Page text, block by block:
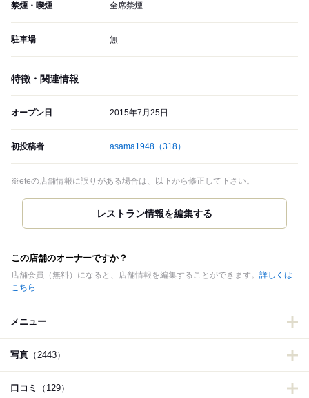
禁煙・喫煙 全席禁煙
駐車場 無
特徴・関連情報
オープン日 2015年7月25日
初投稿者 asama1948 （318）
※eteの店舗情報に誤りがある場合は、以下から修正して下さい。
この店舗のオーナーですか？
店舗会員（無料）になると、店舗情報を編集することができます。 詳しくは
こちら
メニュー
写真 （2443）
口コミ （129）